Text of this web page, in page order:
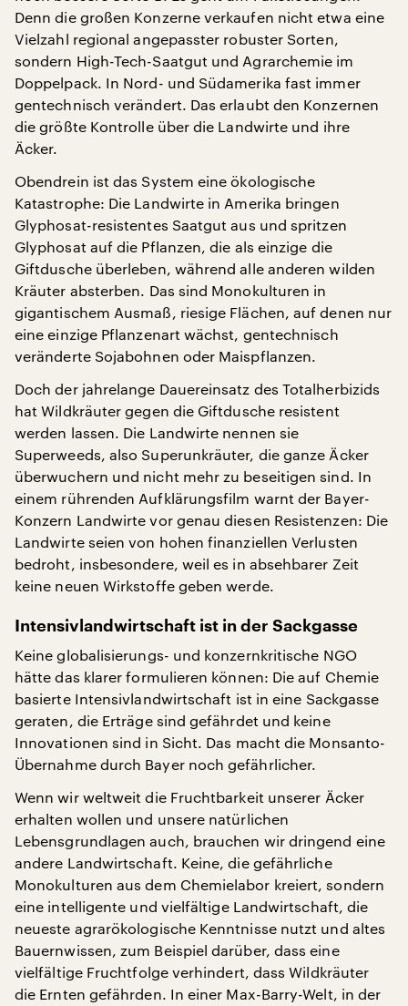
Denn die großen Konzerne verkaufen nicht etwa eine
Vielzahl regional angepasster robuster Sorten,
sondern High-Tech-Saatgut und Agrarchemie im
Doppelpack. In Nord- und Südamerika fast immer
gentechnisch verändert. Das erlaubt den Konzernen
die größte Kontrolle über die Landwirte und ihre
Äcker.
Obendrein ist das System eine ökologische
Katastrophe: Die Landwirte in Amerika bringen
Glyphosat-resistentes Saatgut aus und spritzen
Glyphosat auf die Pflanzen, die als einzige die
Giftdusche überleben, während alle anderen wilden
Kräuter absterben. Das sind Monokulturen in
gigantischem Ausmaß, riesige Flächen, auf denen nur
eine einzige Pflanzenart wächst, gentechnisch
veränderte Sojabohnen oder Maispflanzen.
Doch der jahrelange Dauereinsatz des Totalherbizids
hat Wildkräuter gegen die Giftdusche resistent
werden lassen. Die Landwirte nennen sie
Superweeds, also Superunkräuter, die ganze Äcker
überwuchern und nicht mehr zu beseitigen sind. In
einem rührenden Aufklärungsfilm warnt der Bayer-
Konzern Landwirte vor genau diesen Resistenzen: Die
Landwirte seien von hohen finanziellen Verlusten
bedroht, insbesondere, weil es in absehbarer Zeit
keine neuen Wirkstoffe geben werde.
Intensivlandwirtschaft ist in der Sackgasse
Keine globalisierungs- und konzernkritische NGO
hätte das klarer formulieren können: Die auf Chemie
basierte Intensivlandwirtschaft ist in eine Sackgasse
geraten, die Erträge sind gefährdet und keine
Innovationen sind in Sicht. Das macht die Monsanto-
Übernahme durch Bayer noch gefährlicher.
Wenn wir weltweit die Fruchtbarkeit unserer Äcker
erhalten wollen und unsere natürlichen
Lebensgrundlagen auch, brauchen wir dringend eine
andere Landwirtschaft. Keine, die gefährliche
Monokulturen aus dem Chemielabor kreiert, sondern
eine intelligente und vielfältige Landwirtschaft, die
neueste agrarökologische Kenntnisse nutzt und altes
Bauernwissen, zum Beispiel darüber, dass eine
vielfältige Fruchtfolge verhindert, dass Wildkräuter
die Ernten gefährden. In einer Max-Barry-Welt, in der